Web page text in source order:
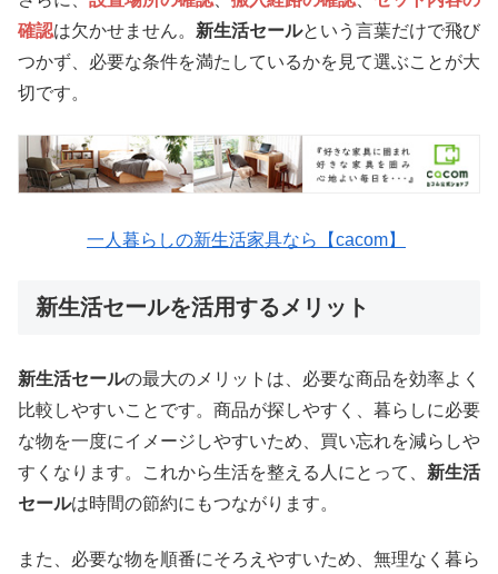
確認は欠かせません。 新生活セールという言葉だけで飛び
つかず、必要な条件を満たしているかを見て選ぶことが大
切です。
一人暮らしの新生活家具なら【cacom】
新生活セールを活用するメリット
新生活セールの最大のメリットは、必要な商品を効率よく
比較しやすいことです。商品が探しやすく、暮らしに必要
な物を一度にイメージしやすいため、買い忘れを減らしや
すくなります。これから生活を整える人にとって、 新生活
セールは時間の節約にもつながります。
また、必要な物を順番にそろえやすいため、無理なく暮ら